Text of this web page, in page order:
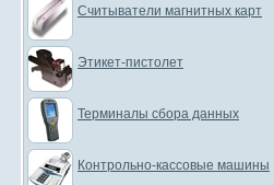
Считыватели магнитных карт
Этикет-пистолет
Терминалы сбора данных
Контрольно-кассовые машины